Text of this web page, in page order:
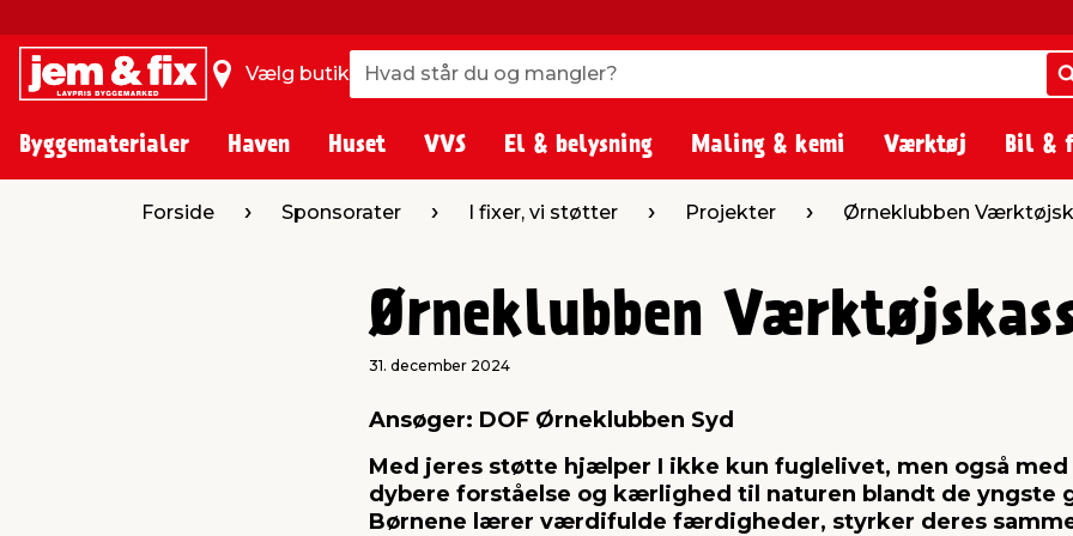
Vælg butik Hvad står du og mangler?
Hvad står du og mangler?
Byggematerialer Haven Huset VVS El & belysning Maling & kemi Værktøj Bil &
Forside Sponsorater I fixer, vi støtter Projekter Ørneklubben
Ørneklubben
31. december 2024
Ansøger: DOF Ørneklubben Syd
Med jeres støtte hjælper I ikke kun fuglelivet, men også med
dybere forståelse og kærlighed til naturen blandt de yngste
Børnene lærer værdifulde færdigheder, styrker deres